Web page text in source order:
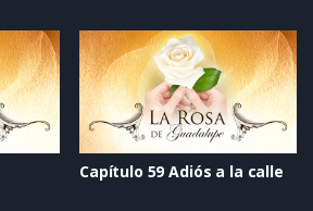
Capítulo 59 Adiós a la calle